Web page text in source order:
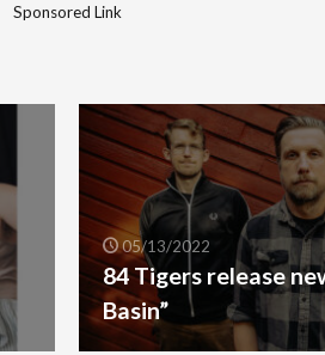
Sponsored Link
05/13/2022
84 Tigers release
Basin”